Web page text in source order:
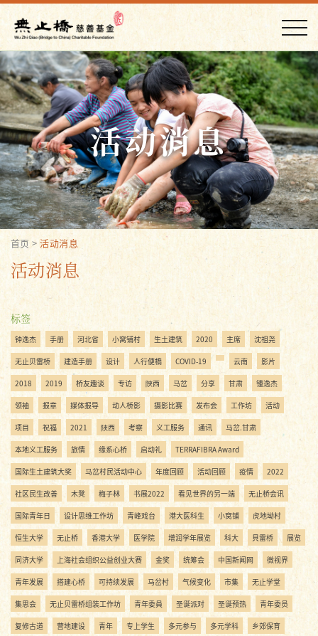
活动消息
首页 >活动消息
活动消息
标签
钟逸杰 手册 河北省 小窝铺村 生土建筑 2020 主席 沈祖尧
无止贝雷桥 建造手册 设计 人行便橋 COVID-19 云南 影片
2018 2019 桥友趣谈 专访 陝西 马岔 分享 甘肃 锺逸杰
领袖 报章 媒体报导 动人桥影 摄影比赛 发布会 工作坊 活动
项目 祝福 2021 陜西 考察 义工服务 通讯 马岔.甘肃
本地义工服务 旅情 缘系心桥 启动礼 TERRAFIBRA Award
国际生土建筑大奖 马岔村民活动中心 年度回顾 活动回顾 疫情 2022
社区民生改善 木凳 梅子林 书展2022 看见世界的另一端 无止桥会讯
国际青年日 设计思维工作坊 青峰戏台 港大医科生 小窝铺 虎地坳村
恒生大学 无止桥 香港大学 医学院 增润学年展览 科大 貝雷桥 展览
同济大学 上海社会组织公益创业大赛 金奖 统筹会 中国新闻网 微视界
青年发展 搭建心桥 可持续发展 马岔村 气候变化 市集 无止学堂
集思会 无止贝雷桥组装工作坊 青年委員 圣诞派对 圣诞预热 青年委员
复修古道 营地建设 青年 专上学生 多元参与 多元学科 乡郊保育